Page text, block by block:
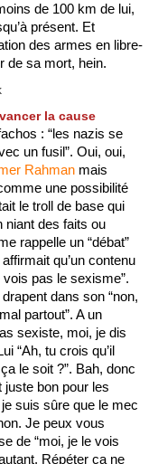
de 100 km de lui,
présent. Et
des armes en libre-
de sa mort, hein.
la cause
: “les nazis se
un fusil”. Oui, oui,
Rahman mais
une possibilité
le troll de base qui
niant des faits ou
rappelle un “débat”
qu’un contenu
vois pas le sexisme”.
dans son “non,
partout”. A un
sexiste, moi, je dis
“Ah, tu crois qu’il
le soit ?”. Bah, donc
juste bon pour les
suis sûre que le mec
Je peux vous
de “moi, je le vois
Répéter ça ne